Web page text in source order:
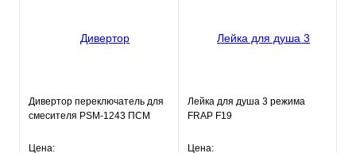
Дивертор переключатель для
смесителя PSM-1243 ПСМ
Цена:
Лейка для душа 3 режима
FRAP F19
Цена: